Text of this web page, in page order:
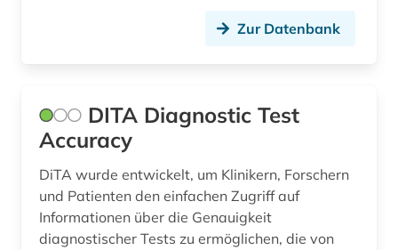
tanzsport (1)
the new york times (1)
Zur Datenbank
DITA Diagnostic Test
Accuracy
DiTA wurde entwickelt, um Klinikern, Forschern
und Patienten den einfachen Zugriff auf
Informationen über die Genauigkeit
diagnostischer Tests zu ermöglichen, die von